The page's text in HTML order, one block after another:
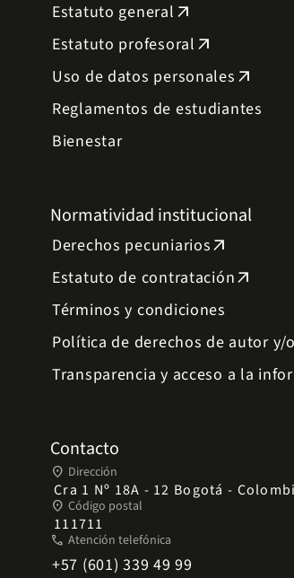
Estatuto general arrow_outward
Estatuto profesoral arrow_outward
Uso de datos personales arrow_outward
Reglamentos de estudiantes
Bienestar
Normatividad institucional
Derechos pecuniariosarrow_outward
Estatuto de contrataciónarrow_outward
Términos y condiciones
Política de derechos de autor
Transparencia y acceso a la
Contacto
place Dirección
Cra 1 Nº 18A - 12 Bogotá -
place Código postal
111711
phone Atención telefónica
+57 (601) 339 49 99